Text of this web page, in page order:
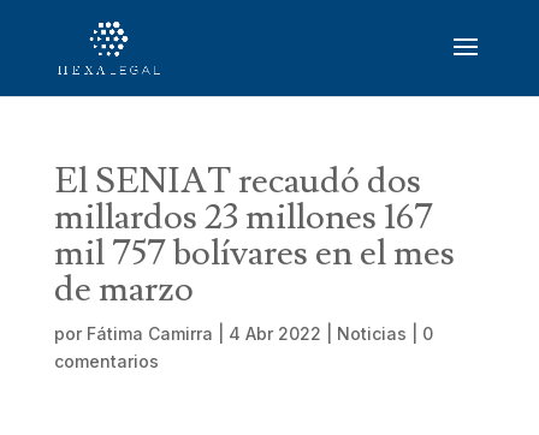
El SENIAT recaudó dos
millardos 23 millones 167
mil 757 bolívares en el mes
de marzo
por Fátima Camirra 4 Abr 2022 Noticias
0
comentarios